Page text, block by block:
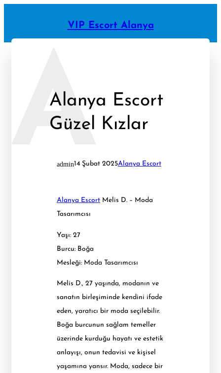
VIP Escort Alanya
A
Alanya Escort
Güzel Kızlar
admin14 Şubat 2025Alanya Escort
Alanya Escort Melis D. – Moda
Tasarımcısı
Yaşı: 27
Burcu: Boğa
Mesleği: Moda Tasarımcısı
Melis D., 27 yaşında, modanın ve
sanatın birleşiminde kendini ifade
eden, yaratıcı bir moda seçilebilir.
Boğa burcunun sağlam temeller
üzerinde kurduğu hayatı ve estetik
anlayışı, onun tedavisi ve kişisel
yaşamına yansır. Moda, sadece bir